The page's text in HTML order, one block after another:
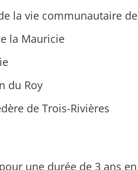
la vie communautaire
la Mauricie
du Roy
de Trois-Rivières
une durée de 3 ans